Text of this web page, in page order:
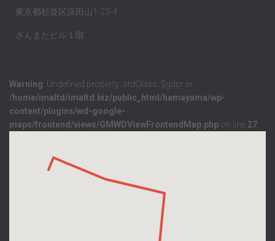
東京都杉並区浜田山1-23-4
さんまたビル１階
Warning: Undefined property: stdClass::$gdpr in
/home/imaltd/imaltd.biz/public_html/hamayama/wp-
content/plugins/wd-google-
maps/frontend/views/GMWDViewFrontendMap.php on line 27